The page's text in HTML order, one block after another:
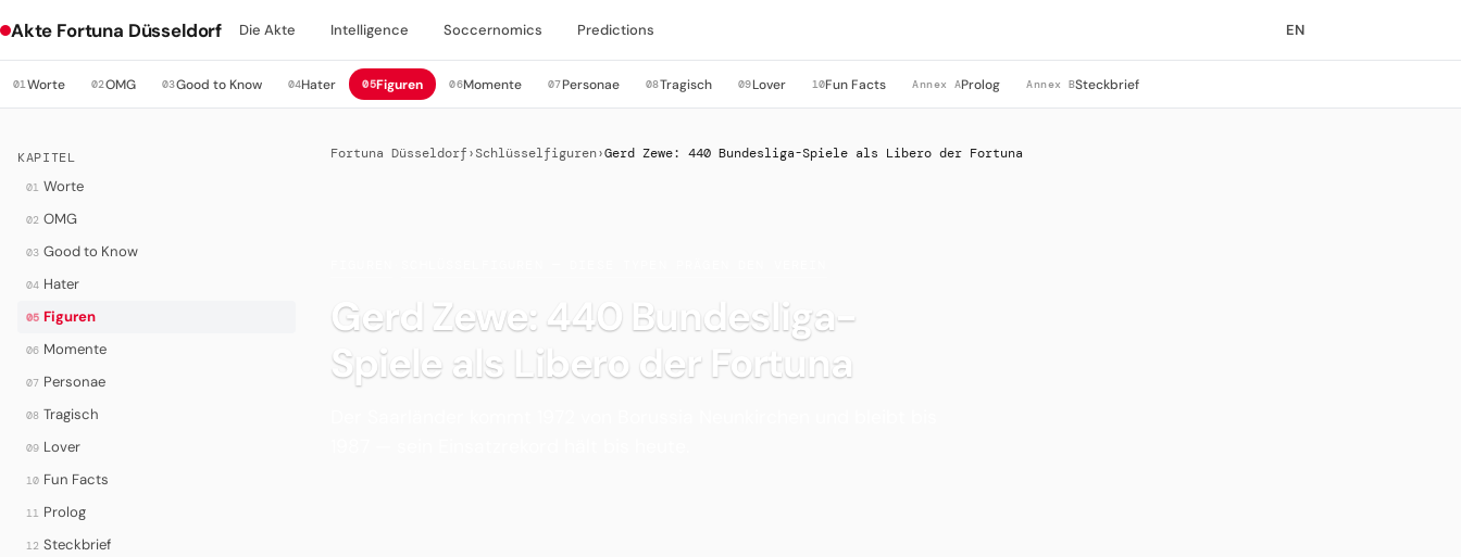
Akte Fortuna Düsseldorf Die Akte Intelligence Soccernomics Predictions EN
01Worte 02OMG 03Good to Know 04Hater 05Figuren 06Momente 07Personae 08Tragisch 09Lover 10Fun Facts Annex AProlog Annex BSteckbrief
KAPITEL
01 Worte
02 OMG
03 Good to Know
04 Hater
05 Figuren
06 Momente
07 Personae
08 Tragisch
09 Lover
10 Fun Facts
11 Prolog
12 Steckbrief
Fortuna Düsseldorf › Schlüsselfiguren›Gerd Zewe: 440 Bundesliga-Spiele als Libero der Fortuna
Gerd Zewe: 440 Bundesliga-
Spiele als Libero der Fortuna